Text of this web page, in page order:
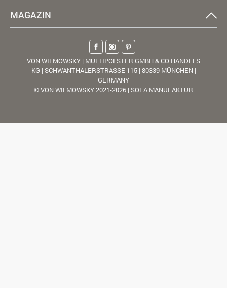
MAGAZIN
VON WILMOWSKY | MULTIPOLSTER GMBH & CO HANDELS
KG | SCHWANTHALERSTRASSE 115 | 80339 MÜNCHEN |
GERMANY
© VON WILMOWSKY 2021-2026 | SOFA MANUFAKTUR